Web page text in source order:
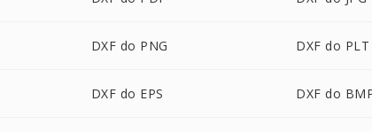
DXF do PNG DXF do PLT
DXF do EPS DXF do